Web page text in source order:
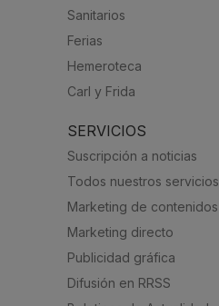
Sanitarios
Ferias
Hemeroteca
Carl y Frida
SERVICIOS
Suscripción a noticias
Todos nuestros servicios
Marketing de contenidos
Marketing directo
Publicidad gráfica
Difusión en RRSS